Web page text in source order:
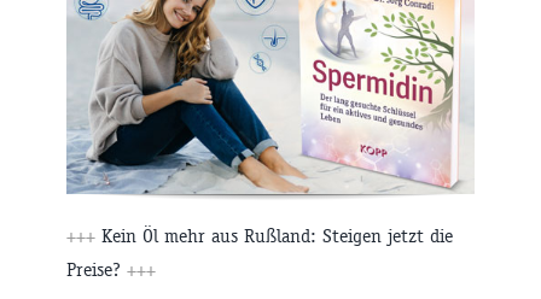
+++ Kein Öl mehr aus Rußland: Steigen jetzt die
Preise? +++